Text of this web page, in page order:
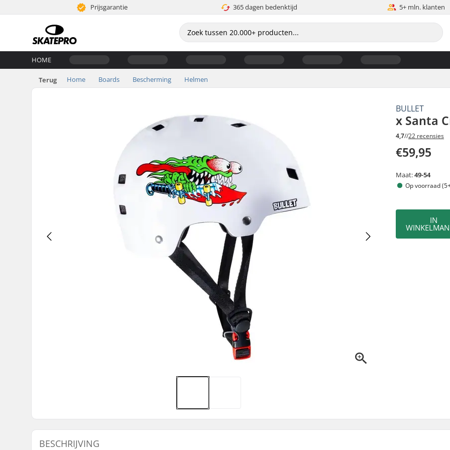
Prijsgarantie 365 dagen bedenktijd 5+ mln. klanten
HOME
Terug Home Boards Bescherming Helmen
BULLET
x Santa
4,7//22 recensies
€59,95
Maat:49-54
Op voorraad
IN
BESCHRIJVING